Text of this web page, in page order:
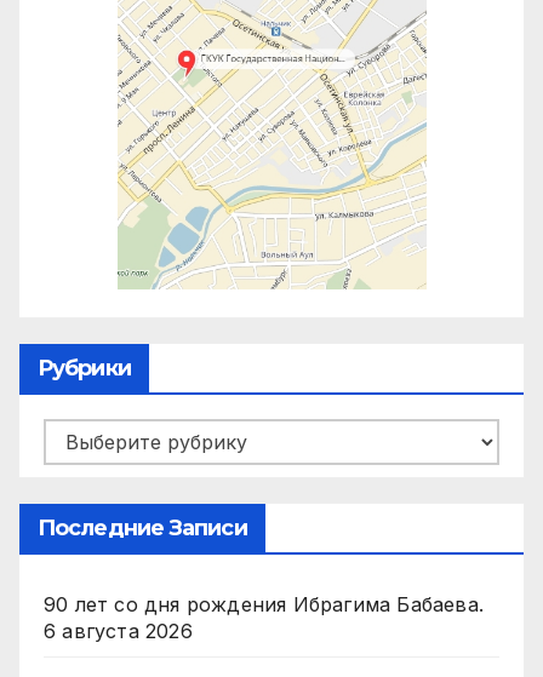
Рубрики
Рубрики
Последние Записи
90 лет со дня рождения Ибрагима Бабаева.
6 августа 2026